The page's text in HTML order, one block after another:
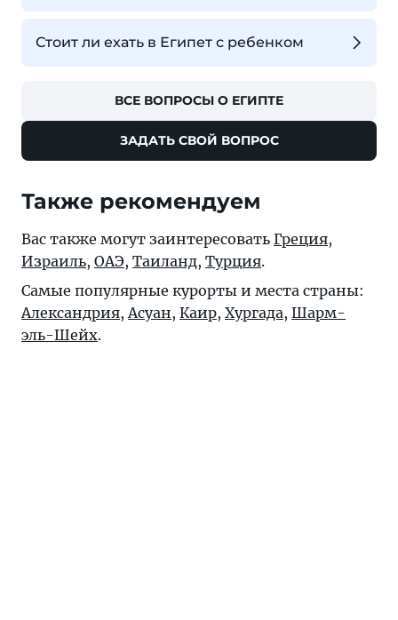
Стоит ли ехать в Египет с ребенком
ВСЕ ВОПРОСЫ О ЕГИПТЕ
ЗАДАТЬ СВОЙ ВОПРОС
Также рекомендуем
Вас также могут заинтересовать Греция,
Израиль, ОАЭ, Таиланд, Турция.
Самые популярные курорты и места страны:
Александрия,Асуан, Каир, Хургада, Шарм-
эль-Шейх.